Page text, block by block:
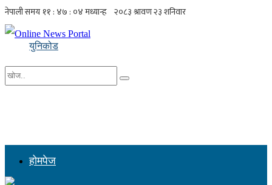
युनिकोड
होमपेज